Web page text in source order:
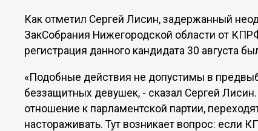
Как отметил Сергей Лисин, задержанный
ЗакСобрания Нижегородской области от
регистрация данного кандидата 30 августа
«Подобные действия не допустимы в
беззащитных девушек, - сказал Сергей
отношение к парламентской партии,
настораживать. Тут возникает вопрос: